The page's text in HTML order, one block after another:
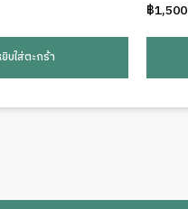
บใส่ตะกร้า
฿1,500